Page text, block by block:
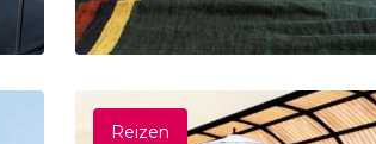
Reizen